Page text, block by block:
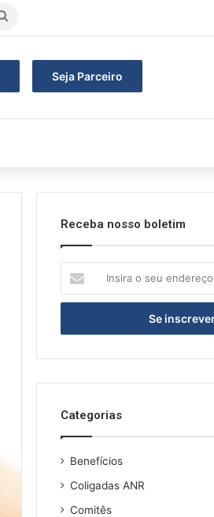
Procurar
Seja Parceiro
Receba nosso boletim
seu
de
Categorias
Benefícios
Coligadas ANR
Comitês